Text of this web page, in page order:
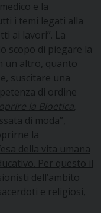
e la
i temi legati alla
ai lavori”. La
scopo di piegare la
un altro, quanto
suscitare una
di ordine
la Bioetica
di moda”,
la
della vita umana
Per questo il
dell’ambito
e religiosi,